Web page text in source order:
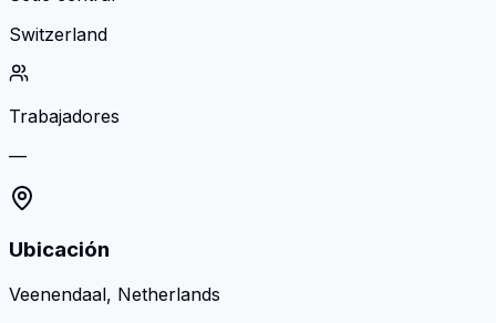
Switzerland
Trabajadores
—
Ubicación
Veenendaal, Netherlands